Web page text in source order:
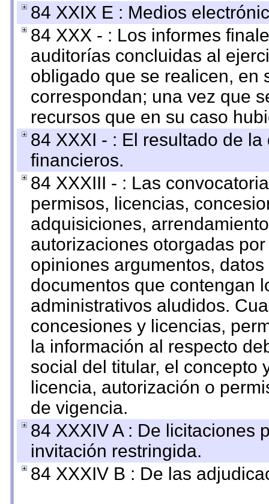
84 XXIX E : Medios
84 XXX - : Los informes
auditorías concluidas al
obligado que se realicen, en
correspondan; una vez que
recursos que en su caso
84 XXXI - : El resultado de
financieros.
84 XXXIII - : Las
permisos, licencias,
adquisiciones,
autorizaciones otorgadas
opiniones argumentos,
documentos que contengan
administrativos aludidos.
concesiones y licencias,
la información al respecto
social del titular, el concepto
licencia, autorización o
de vigencia.
84 XXXIV A : De licitaciones
invitación restringida.
84 XXXIV B : De las